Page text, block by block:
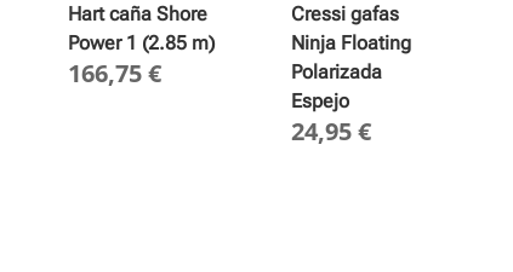
Hart caña Shore
Power 1 (2.85 m)
166,75€
Cressi gafas
Ninja Floating
Polarizada
Espejo
24,95€